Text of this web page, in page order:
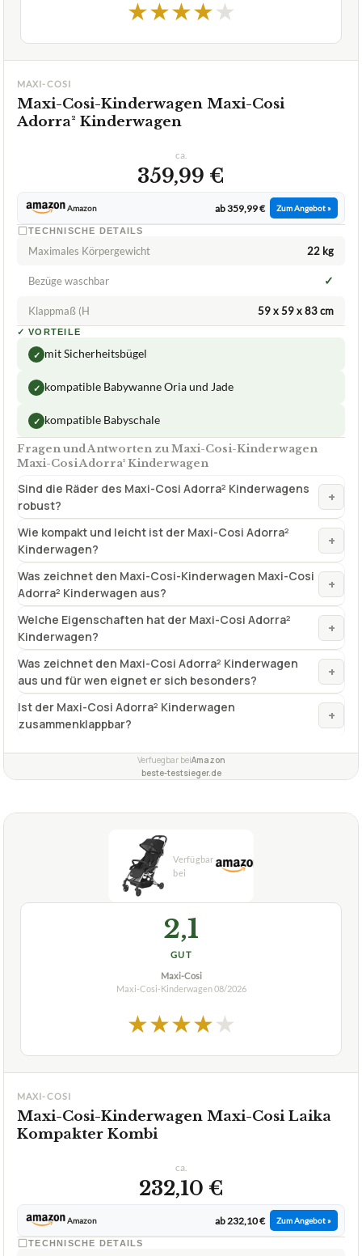
★★★★★
MAXI-COSI
Maxi-Cosi-Kinderwagen Maxi-Cosi
Adorra² Kinderwagen
ca.
359,99 €
Amazon ab 359,99 € Zum Angebot »
TECHNISCHE DETAILS
Maximales Körpergewicht 22 kg
Bezüge waschbar ✓
Klappmaß (H 59 x 59 x 83 cm
✓ VORTEILE
✓ mit Sicherheitsbügel
✓ kompatible Babywanne Oria und Jade
✓ kompatible Babyschale
Fragen und Antworten zu Maxi-Cosi-Kinderwagen
Maxi-Cosi Adorra² Kinderwagen
Sind die Räder des Maxi-Cosi Adorra² Kinderwagens
robust?
+
Wie kompakt und leicht ist der Maxi-Cosi Adorra²
Kinderwagen?
+
Was zeichnet den Maxi-Cosi-Kinderwagen Maxi-Cosi
Adorra² Kinderwagen aus?
+
Welche Eigenschaften hat der Maxi-Cosi Adorra²
Kinderwagen?
+
Was zeichnet den Maxi-Cosi Adorra² Kinderwagen
aus und für wen eignet er sich besonders?
+
Ist der Maxi-Cosi Adorra² Kinderwagen
zusammenklappbar?
+
Verfuegbar beiAmazon
beste-testsieger.de
2,1
GUT
Maxi-Cosi
Maxi-Cosi-Kinderwagen08/2026
★★★★★
MAXI-COSI
Maxi-Cosi-Kinderwagen Maxi-Cosi Laika
Kompakter Kombi
ca.
232,10 €
Amazon ab 232,10 € Zum Angebot »
TECHNISCHE DETAILS